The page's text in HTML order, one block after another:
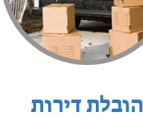
הובלת דירות